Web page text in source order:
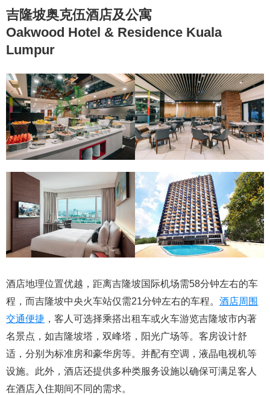
吉隆坡奥克伍酒店及公寓
Oakwood Hotel & Residence Kuala
Lumpur
酒店地理位置优越，距离吉隆坡国际机场需58分钟左右的车
程，而吉隆坡中央火车站仅需21分钟左右的车程。 酒店周围
交通便捷 ，客人可选择乘搭出租车或火车游览吉隆坡市内著
名景点，如吉隆坡塔，双峰塔，阳光广场等。客房设计舒
适，分别为标准房和豪华房等。并配有空调，液晶电视机等
设施。此外，酒店还提供多种类服务设施以确保可满足客人
在酒店入住期间不同的需求。